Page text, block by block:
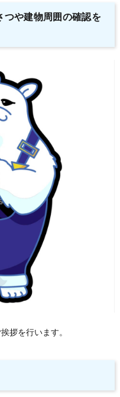
や建物周囲の確認を
拶を行います。